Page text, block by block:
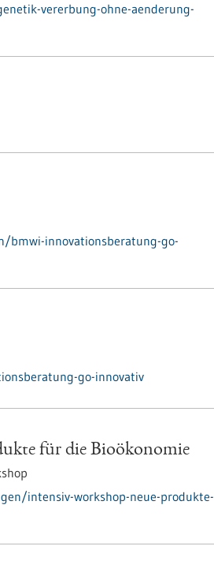
vererbung-ohne-aenderung-
bmwi-innovationsberatung-go-
go-innovativ
für die Bioökonomie
intensiv-workshop-neue-produkte-